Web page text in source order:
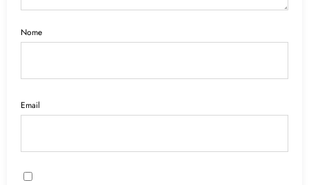
Nome
Email